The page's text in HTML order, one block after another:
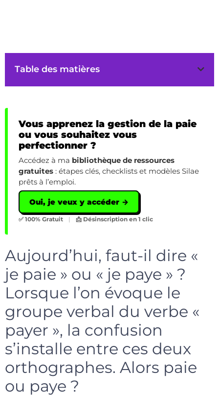
Table des matières
Vous apprenez la gestion de la paie
ou vous souhaitez vous
perfectionner ?
Accédez à ma bibliothèque de ressources
gratuites : étapes clés, checklists et modèles Silae
prêts à l’emploi.
Oui, je veux y accéder →
✅ 100% Gratuit | 📩 Désinscription en 1 clic
Aujourd’hui, faut-il dire «
je paie » ou « je paye » ?
Lorsque l’on évoque le
groupe verbal du verbe «
payer », la confusion
s’installe entre ces deux
orthographes. Alors paie
ou paye ?